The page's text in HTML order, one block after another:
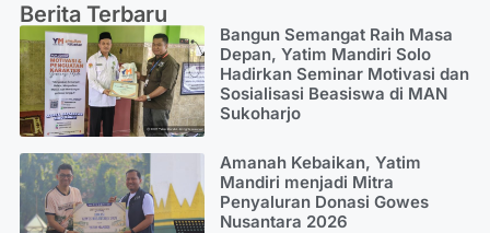
Berita Terbaru
Bangun Semangat Raih Masa
Depan, Yatim Mandiri Solo
Hadirkan Seminar Motivasi dan
Sosialisasi Beasiswa di MAN
Sukoharjo
Amanah Kebaikan, Yatim
Mandiri menjadi Mitra
Penyaluran Donasi Gowes
Nusantara 2026